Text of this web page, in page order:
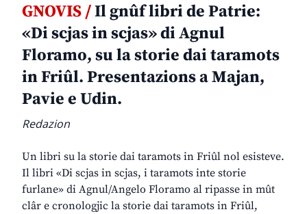
GNOVIS /Il gnûf libri de Patrie:
«Di scjas in scjas» di Agnul
Floramo, su la storie dai taramots
in Friûl. Presentazions a Majan,
Pavie e Udin.
Redazion
Un libri su la storie dai taramots in Friûl nol esisteve.
Il libri «Di scjas in scjas, i taramots inte storie
furlane» di Agnul/Angelo Floramo al ripasse in mût
clâr e cronologjic la storie dai taramots in Friûl,